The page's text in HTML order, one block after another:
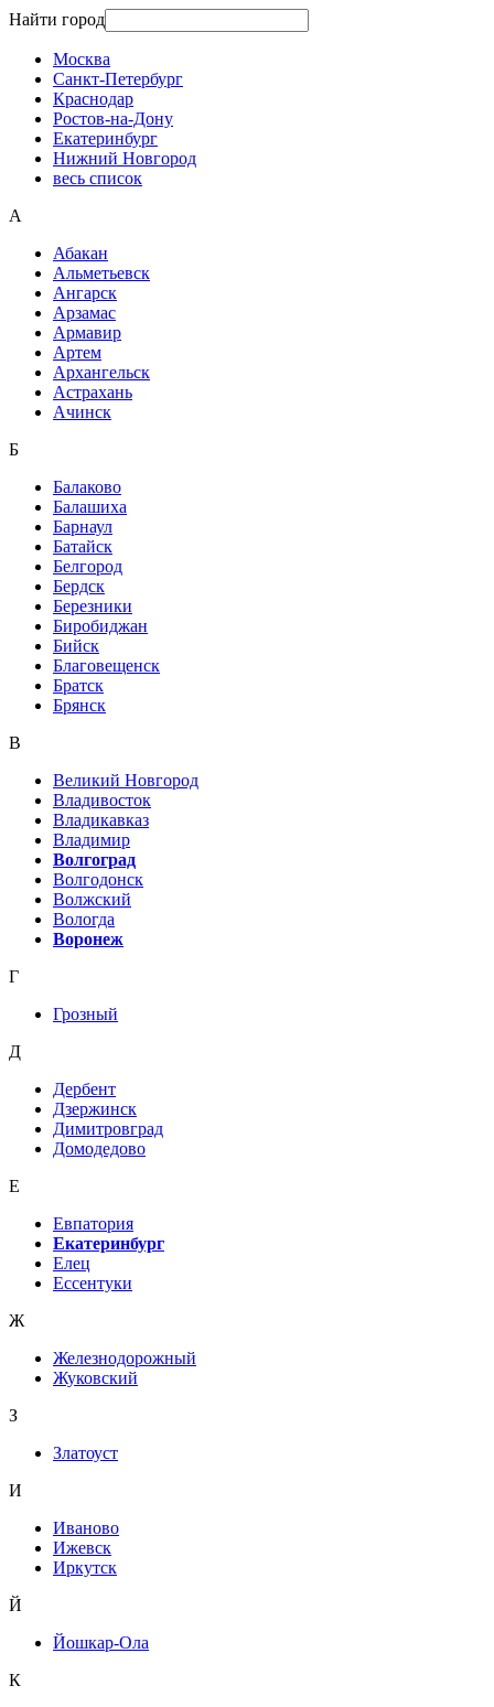
Найти город
Москва
Санкт-Петербург
Краснодар
Ростов-на-Дону
Екатеринбург
Нижний Новгород
весь список
А
Абакан
Альметьевск
Ангарск
Арзамас
Армавир
Артем
Архангельск
Астрахань
Ачинск
Б
Балаково
Балашиха
Барнаул
Батайск
Белгород
Бердск
Березники
Биробиджан
Бийск
Благовещенск
Братск
Брянск
В
Великий Новгород
Владивосток
Владикавказ
Владимир
Волгоград
Волгодонск
Волжский
Вологда
Воронеж
Г
Грозный
Д
Дербент
Дзержинск
Димитровград
Домодедово
Е
Евпатория
Екатеринбург
Елец
Ессентуки
Ж
Железнодорожный
Жуковский
З
Златоуст
И
Иваново
Ижевск
Иркутск
Й
Йошкар-Ола
К